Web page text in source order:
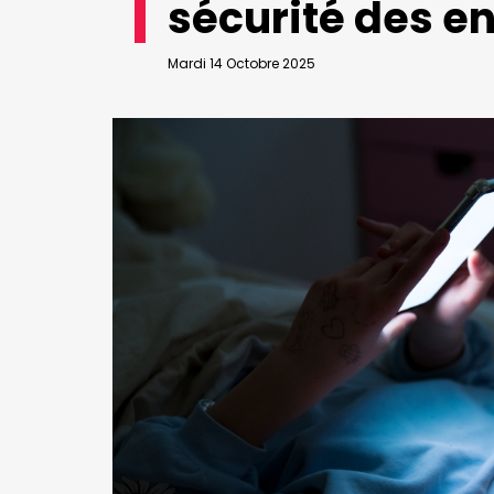
sécurité des
Mardi 14 Octobre 2025
Abonnement d’entreprise